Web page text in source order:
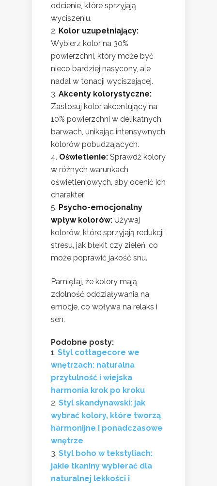
odcienie, które sprzyjają
wyciszeniu.
Kolor uzupełniający:
Wybierz kolor na 30%
powierzchni, który może być
nieco bardziej nasycony, ale
nadal w tonacji wyciszającej.
Akcenty kolorystyczne:
Zastosuj kolor akcentujący na
10% powierzchni w delikatnych
barwach, unikając intensywnych
kolorów pobudzających.
Oświetlenie: Sprawdź kolory
w różnych warunkach
oświetleniowych, aby ocenić ich
charakter.
Psycho-emocjonalny
wpływ kolorów: Używaj
kolorów, które sprzyjają redukcji
stresu, jak błękit czy zieleń, co
może poprawić jakość snu.
Pamiętaj, że kolory mają
zdolność oddziaływania na
emocje, co wpływa na relaks i
sen.
Podobne posty:
Styl cottagecore we
wnętrzach: naturalna
przytulność i wiejska
harmonia krok po kroku
Styl skandynawski: jak
wybrać kolory, które tworzą
harmonijne i ponadczasowe
wnętrze
Styl boho w tekstyliach:
jakie tkaniny wybierać dla
naturalnej lekkości i